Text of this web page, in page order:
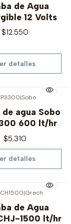
de Agua
12 Volts
$12.550
detalles
|Sobo
agua Sobo
600 lt/hr
$5.310
detalles
|Grech
de Agua
1500 lt/hr